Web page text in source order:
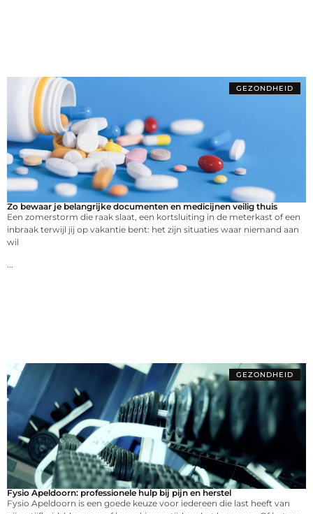
GEZONDHEID
Zo bewaar je belangrijke documenten en medicijnen veilig thuis
Een zomerstorm die raak slaat, een kortsluiting in de meterkast of een
inbraak terwijl jij op vakantie bent: het zijn situaties waar niemand aan
wil
...
GEZONDHEID
Fysio Apeldoorn: professionele hulp bij pijn en herstel
Fysio Apeldoorn is een goede keuze voor iedereen die last heeft van